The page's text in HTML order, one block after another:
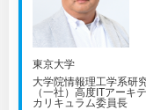
東京大学
大学院情報理工学系研
（一社）高度ITアーキ
カリキュラム委員長